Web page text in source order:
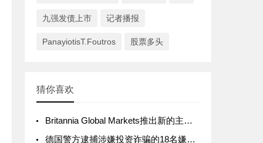
九强发债上市 记者播报
PanayiotisT.Foutros 股票多头
猜你喜欢
Britannia Global Markets推出新的主经纪业务解决方案
德国警方逮捕涉嫌投资诈骗的18名嫌疑人